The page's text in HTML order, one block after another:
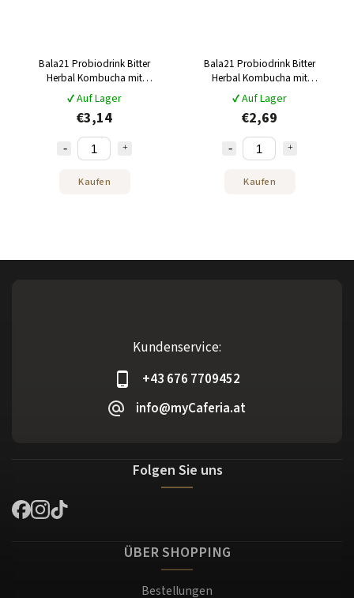
Bala21 Probiodrink Bitter
Herbal Kombucha mit
Probiotika 330 ml
✔ Auf Lager
€3,14
Kaufen
Bala21 Probiodrink Bitter
Herbal Kombucha mit
Probiotika 250 ml
✔ Auf Lager
€2,69
Kaufen
Kundenservice:
+43 676 7709452
info@myCaferia.at
Folgen Sie uns
ÜBER SHOPPING
Bestellungen